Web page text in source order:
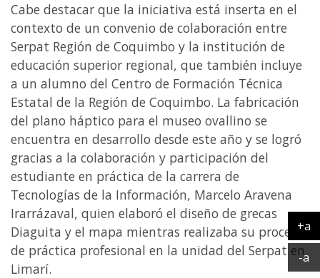
Cabe destacar que la iniciativa está inserta en el
contexto de un convenio de colaboración entre
Serpat Región de Coquimbo y la institución de
educación superior regional, que también incluye
a un alumno del Centro de Formación Técnica
Estatal de la Región de Coquimbo. La fabricación
del plano háptico para el museo ovallino se
encuentra en desarrollo desde este año y se logró
gracias a la colaboración y participación del
estudiante en práctica de la carrera de
Tecnologías de la Información, Marcelo Aravena
Irarrázaval, quien elaboró el diseño de grecas
Diaguita y el mapa mientras realizaba su proceso
de práctica profesional en la unidad del Serpat en
Limarí.
+a
-a